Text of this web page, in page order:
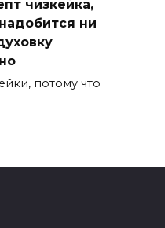
чизкейка,
ни
потому что